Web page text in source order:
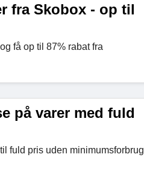
fra Skobox - op til
få op til 87% rabat fra
på varer med fuld
fuld pris uden minimumsforbrug